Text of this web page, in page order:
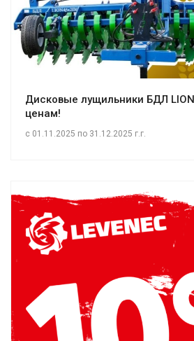
Дисковые лущильники БДЛ
ценам!
с 01.11.2025 по 31.12.2025 г.г.